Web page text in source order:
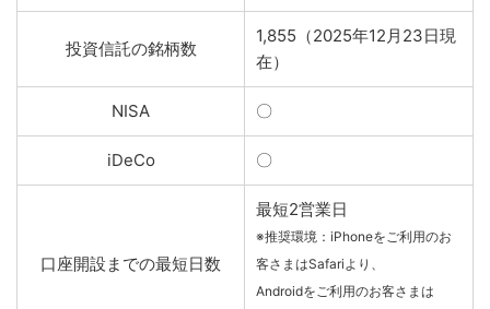
投資信託の銘柄数
1,855（2025年12月23日現
在）
NISA 〇
iDeCo 〇
口座開設までの最短日数
最短2営業日
※推奨環境：iPhoneをご利用のお
客さまはSafariより、
Androidをご利用のお客さまは